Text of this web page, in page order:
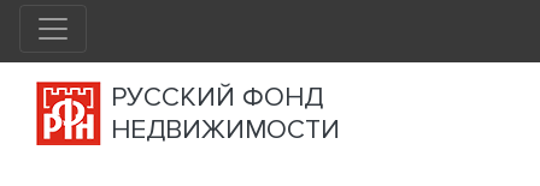
РУССКИЙ ФОНД
НЕДВИЖИМОСТИ